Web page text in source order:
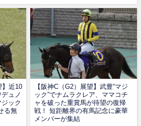
】近10
ュノ
ック
る無
【阪神C（G2）展望】武豊“マジ
ック”でナムラクレア、ママコチ
ャを破った重賞馬が待望の復帰
戦！ 短距離界の有馬記念に豪華
メンバーが集結